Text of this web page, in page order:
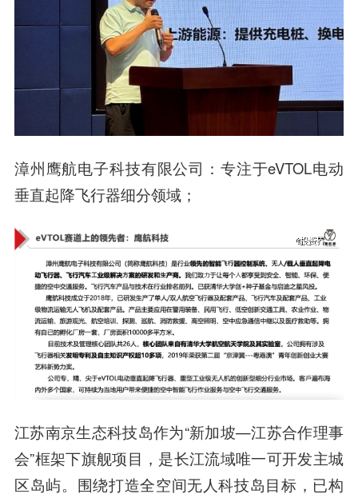
漳州鹰航电子科技有限公司：专注于eVTOL电动
垂直起降飞行器细分领域；
江苏南京生态科技岛作为“新加坡—江苏合作理事
会”框架下旗舰项目，是长江流域唯一可开发主城
区岛屿。围绕打造全空间无人科技岛目标，已构